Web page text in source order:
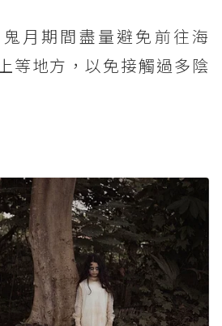
月期間盡量避免前往海
等地方，以免接觸過多陰